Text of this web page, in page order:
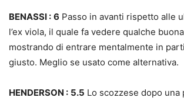
BENASSI : 6 Passo in avanti rispetto alle
l’ex viola, il quale fa vedere qualche
mostrando di entrare mentalmente in
giusto. Meglio se usato come alternativa.
HENDERSON : 5.5 Lo scozzese dopo una